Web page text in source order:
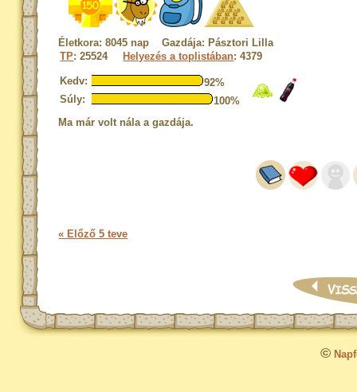
Életkora: 8045 nap Gazdája: Pásztori Lilla
TP: 25524 Helyezés a toplistában: 4379
Kedv:
92%
Súly:
100%
Ma már volt nála a gazdája.
« Előző 5 teve
©